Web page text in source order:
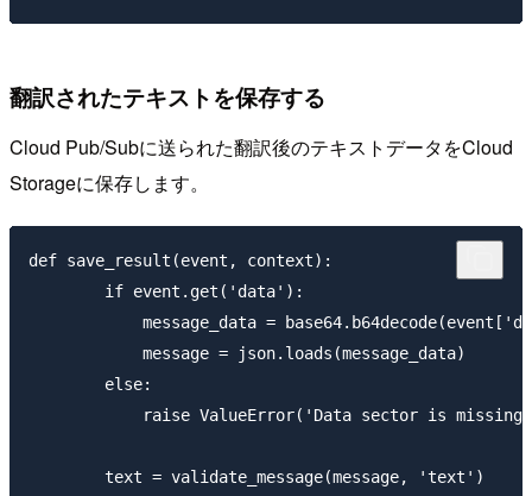
翻訳されたテキストを保存する
Cloud Pub/Subに送られた翻訳後のテキストデータをCloud
Storageに保存します。
def save_result(event, context):
        if event.get('data'):
message_data =
            message = json.loads(message_data)
        else:
raise ValueError('Data sector is missing
        text = validate_message(message, 'text')